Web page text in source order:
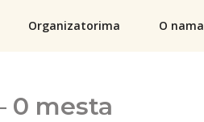
Organizatorima O nama
0 mesta